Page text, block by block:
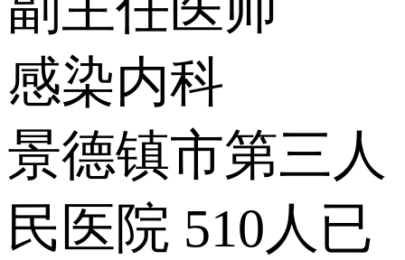
感染内科
景德镇市第三人
民医院 510人已